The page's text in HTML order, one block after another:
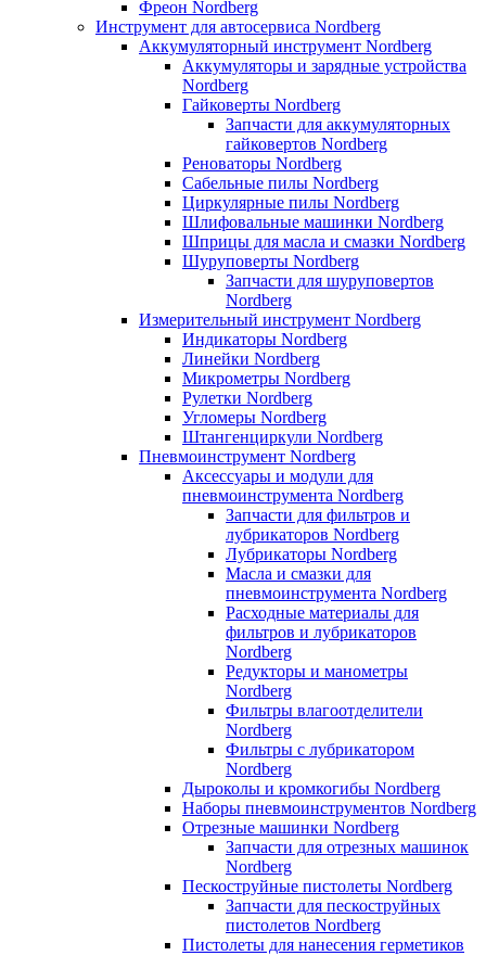
Фреон Nordberg
Инструмент для автосервиса Nordberg
Аккумуляторный инструмент Nordberg
Аккумуляторы и зарядные устройства
Nordberg
Гайковерты Nordberg
Запчасти для аккумуляторных
гайковертов Nordberg
Реноваторы Nordberg
Сабельные пилы Nordberg
Циркулярные пилы Nordberg
Шлифовальные машинки Nordberg
Шприцы для масла и смазки Nordberg
Шуруповерты Nordberg
Запчасти для шуруповертов
Nordberg
Измерительный инструмент Nordberg
Индикаторы Nordberg
Линейки Nordberg
Микрометры Nordberg
Рулетки Nordberg
Угломеры Nordberg
Штангенциркули Nordberg
Пневмоинструмент Nordberg
Аксессуары и модули для
пневмоинструмента Nordberg
Запчасти для фильтров и
лубрикаторов Nordberg
Лубрикаторы Nordberg
Масла и смазки для
пневмоинструмента Nordberg
Расходные материалы для
фильтров и лубрикаторов
Nordberg
Редукторы и манометры
Nordberg
Фильтры влагоотделители
Nordberg
Фильтры с лубрикатором
Nordberg
Дыроколы и кромкогибы Nordberg
Наборы пневмоинструментов Nordberg
Отрезные машинки Nordberg
Запчасти для отрезных машинок
Nordberg
Пескоструйные пистолеты Nordberg
Запчасти для пескоструйных
пистолетов Nordberg
Пистолеты для нанесения герметиков